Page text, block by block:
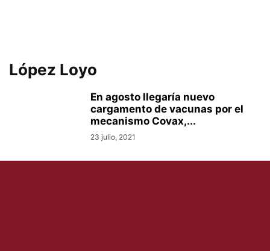
López Loyo
En agosto llegaría nuevo
cargamento de vacunas por el
mecanismo Covax,...
23 julio, 2021